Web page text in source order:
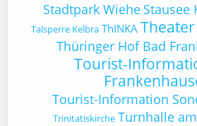
Stadtpark Wiehe Stausee
Talsperre Kelbra ThINKA
Thüringer Hof Bad
Tourist-
Tourist-Information
Trinitatiskirche Turnhalle